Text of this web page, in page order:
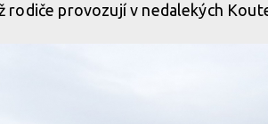
rodiče provozují v nedalekých